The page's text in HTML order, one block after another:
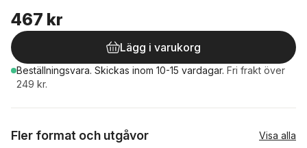
467 kr
Lägg i varukorg
Beställningsvara. Skickas inom 10-15 vardagar. Fri frakt över
249 kr.
Fler format och utgåvor Visa alla